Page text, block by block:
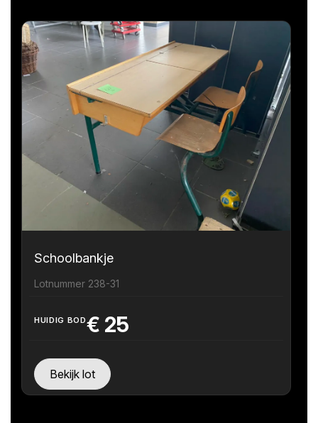
Schoolbankje
Lotnummer 238-31
HUIDIG BOD€ 25
Bekijk lot